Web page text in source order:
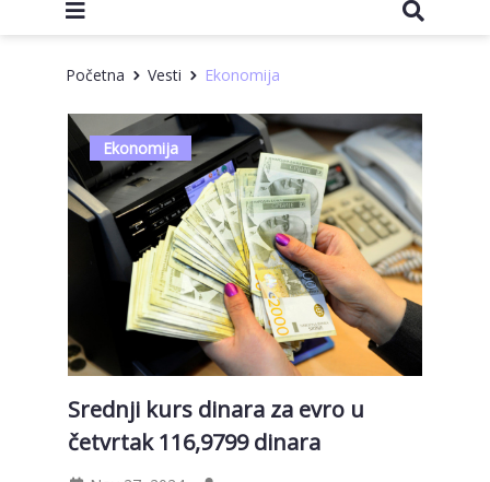
Početna Vesti Ekonomija
Ekonomija
Srednji kurs dinara za evro u
četvrtak 116,9799 dinara